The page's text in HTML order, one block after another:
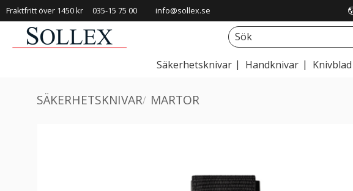
Fraktfritt över 1450 kr 035-15 75 00 info@sollex.se
Säkerhetsknivar Handknivar Knivblad
SÄKERHETSKNIVAR MARTOR